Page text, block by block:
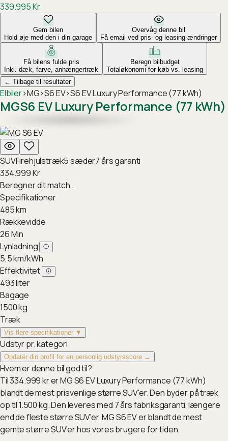
339.995Kr
Gem bilen
Hold øje med den i din garage
Overvåg denne bil
Få email ved pris- og leasing-ændringer
Få bilens fulde pris
Inkl. dæk, farve, anhængertræk
Beregn bilbudget
Totaløkonomi for køb vs. leasing
← Tilbage til resultater
Elbiler›MG›S6 EV›S6 EV Luxury Performance (77 kWh)
MGS6 EV Luxury Performance (77 kWh)
SUVFirehjulstræk5sæder7års garanti
334.999Kr
Beregner dit match…
Specifikationer
485km
Rækkevidde
26Min
Lynladning
5,5km/kWh
Effektivitet
493liter
Bagage
1500kg
Træk
Vis flere specifikationer ▼
Udstyr pr. kategori
Opdatér din profil for en personlig udstyrsscore →
Hvem er denne bil god til?
Til 334.999 kr er MG S6 EV Luxury Performance (77 kWh)
blandt de mest prisvenlige større SUV'er. Den byder på træk
op til 1.500 kg. Den leveres med 7 års fabriksgaranti, længere
end de fleste større SUV'er. MG S6 EV er blandt de mest
gemte større SUV'er hos vores brugere for tiden.